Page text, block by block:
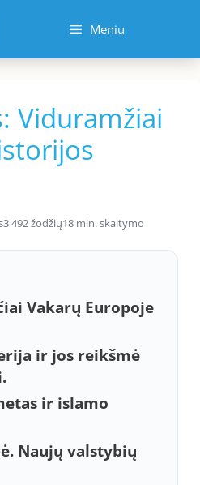
Meniu
Viduramžiai
3 492 žodžių18 min. skaitymo
Vakarų Europoje
ir jos reikšmė
ir islamo
Naujų valstybių